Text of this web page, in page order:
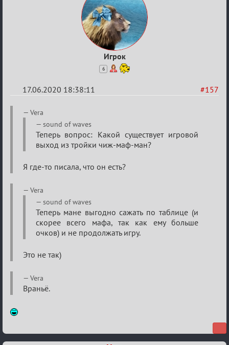
Игрок
6
#157
17.06.2020 18:38:11
Re:
Семейный
кубок
Vera
sound of waves
Теперь вопрос: Какой существует игровой
выход из тройки чиж-маф-ман?
Я где-то писала, что он есть?
Vera
sound of waves
Теперь мане выгодно сажать по таблице (и
скорее всего мафа, так как ему больше
очков) и не продолжать игру.
Это не так)
Vera
Враньё.